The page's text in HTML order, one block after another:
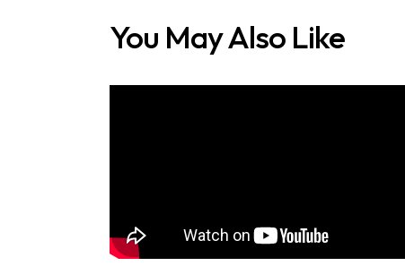
You May Also Like